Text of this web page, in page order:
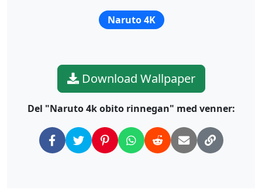
Naruto 4K
Download Wallpaper
Del "Naruto 4k obito rinnegan" med venner: